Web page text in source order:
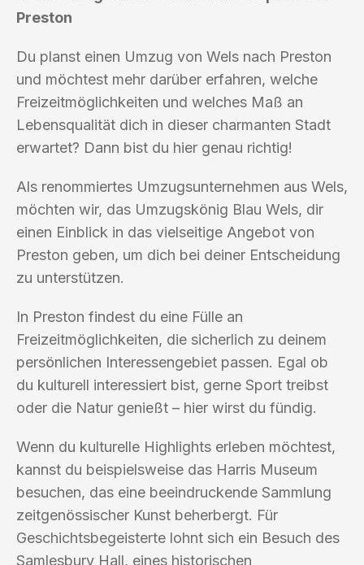
Preston
Du planst einen Umzug von Wels nach Preston
und möchtest mehr darüber erfahren, welche
Freizeitmöglichkeiten und welches Maß an
Lebensqualität dich in dieser charmanten Stadt
erwartet? Dann bist du hier genau richtig!
Als renommiertes Umzugsunternehmen aus Wels,
möchten wir, das Umzugskönig Blau Wels, dir
einen Einblick in das vielseitige Angebot von
Preston geben, um dich bei deiner Entscheidung
zu unterstützen.
In Preston findest du eine Fülle an
Freizeitmöglichkeiten, die sicherlich zu deinem
persönlichen Interessengebiet passen. Egal ob
du kulturell interessiert bist, gerne Sport treibst
oder die Natur genießt – hier wirst du fündig.
Wenn du kulturelle Highlights erleben möchtest,
kannst du beispielsweise das Harris Museum
besuchen, das eine beeindruckende Sammlung
zeitgenössischer Kunst beherbergt. Für
Geschichtsbegeisterte lohnt sich ein Besuch des
Samlesbury Hall, eines historischen